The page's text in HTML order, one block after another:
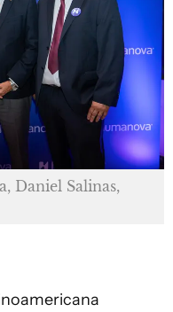
Daniel Salinas,